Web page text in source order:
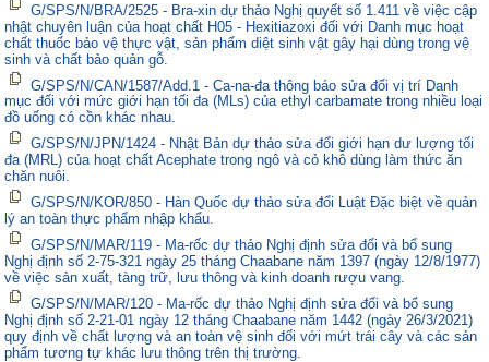
G/SPS/N/BRA/2525 - Bra-xin dự thảo Nghị quyết số 1.411 về việc cập
nhật chuyên luận của hoạt chất H05 - Hexitiazoxi đối với Danh mục hoạt
chất thuốc bảo vệ thực vật, sản phẩm diệt sinh vật gây hại dùng trong vệ
sinh và chất bảo quản gỗ.
G/SPS/N/CAN/1587/Add.1 - Ca-na-đa thông báo sửa đổi vị trí Danh
mục đối với mức giới hạn tối đa (MLs) của ethyl carbamate trong nhiều loại
đồ uống có cồn khác nhau.
G/SPS/N/JPN/1424 - Nhật Bản dự thảo sửa đổi giới hạn dư lượng tối
đa (MRL) của hoạt chất Acephate trong ngô và cỏ khô dùng làm thức ăn
chăn nuôi.
G/SPS/N/KOR/850 - Hàn Quốc dự thảo sửa đổi Luật Đặc biệt về quản
lý an toàn thực phẩm nhập khẩu.
G/SPS/N/MAR/119 - Ma-rốc dự thảo Nghị định sửa đổi và bổ sung
Nghị định số 2-75-321 ngày 25 tháng Chaabane năm 1397 (ngày 12/8/1977)
về việc sản xuất, tàng trữ, lưu thông và kinh doanh rượu vang.
G/SPS/N/MAR/120 - Ma-rốc dự thảo Nghị định sửa đổi và bổ sung
Nghị định số 2-21-01 ngày 12 tháng Chaabane năm 1442 (ngày 26/3/2021)
quy định về chất lượng và an toàn vệ sinh đối với mứt trái cây và các sản
phẩm tương tự khác lưu thông trên thị trường.